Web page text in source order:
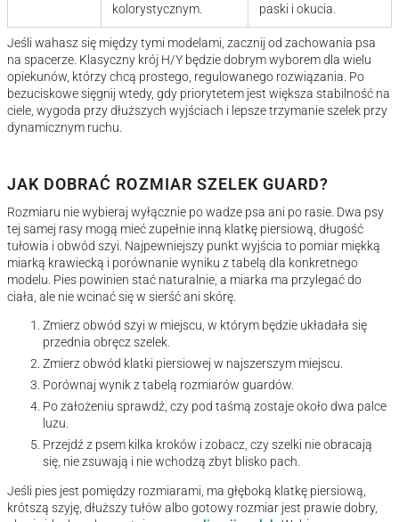
kolorystycznym.
paski i okucia.
Jeśli wahasz się między tymi modelami, zacznij od zachowania psa
na spacerze. Klasyczny krój H/Y będzie dobrym wyborem dla wielu
opiekunów, którzy chcą prostego, regulowanego rozwiązania. Po
bezuciskowe sięgnij wtedy, gdy priorytetem jest większa stabilność na
ciele, wygoda przy dłuższych wyjściach i lepsze trzymanie szelek przy
dynamicznym ruchu.
JAK DOBRAĆ ROZMIAR SZELEK GUARD?
Rozmiaru nie wybieraj wyłącznie po wadze psa ani po rasie. Dwa psy
tej samej rasy mogą mieć zupełnie inną klatkę piersiową, długość
tułowia i obwód szyi. Najpewniejszy punkt wyjścia to pomiar miękką
miarką krawiecką i porównanie wyniku z tabelą dla konkretnego
modelu. Pies powinien stać naturalnie, a miarka ma przylegać do
ciała, ale nie wcinać się w sierść ani skórę.
Zmierz obwód szyi w miejscu, w którym będzie układała się
przednia obręcz szelek.
Zmierz obwód klatki piersiowej w najszerszym miejscu.
Porównaj wynik z tabelą rozmiarów guardów.
Po założeniu sprawdź, czy pod taśmą zostaje około dwa palce
luzu.
Przejdź z psem kilka kroków i zobacz, czy szelki nie obracają
się, nie zsuwają i nie wchodzą zbyt blisko pach.
Jeśli pies jest pomiędzy rozmiarami, ma głęboką klatkę piersiową,
krótszą szyję, dłuższy tułów albo gotowy rozmiar jest prawie dobry,